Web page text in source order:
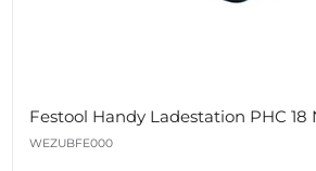
Festool Handy Ladestation PHC 18
WEZUBFE000